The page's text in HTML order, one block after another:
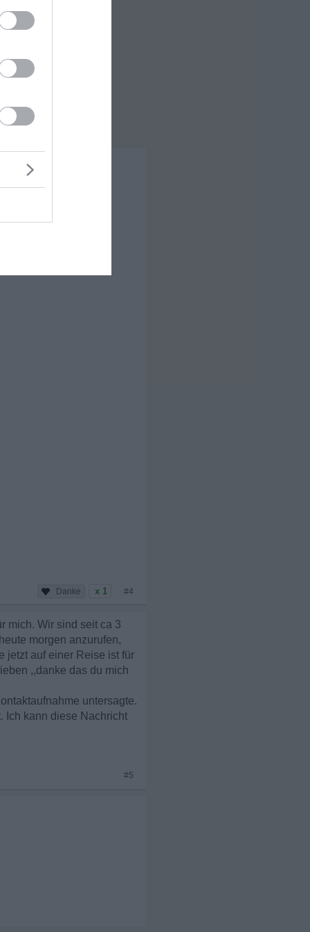
x 1 #4
mich. Wir sind seit ca 3
morgen anzurufen,
jetzt auf einer Reise ist für
,,danke das du mich
untersagte.
Ich kann diese Nachricht
#5